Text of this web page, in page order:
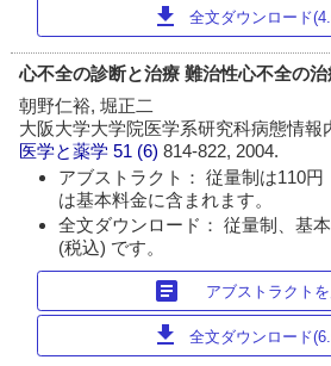
download 全文ダウンロード
心不全の診断と治療 難治性心不全の
朝野仁裕, 堀正二
大阪大学大学院医学系研究科病態情報
医学と薬学 51 (6)814-822, 2004.
アブストラクト： 従量制は110円
は基本料金に含まれます。
全文ダウンロード： 従量制、基
(税込) です。
article アブストラクト
download 全文ダウンロード